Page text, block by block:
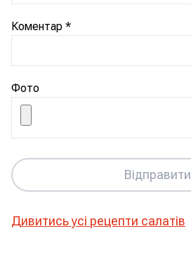
Коментар *
Фото
Відправити
Дивитись усі рецепти салатів